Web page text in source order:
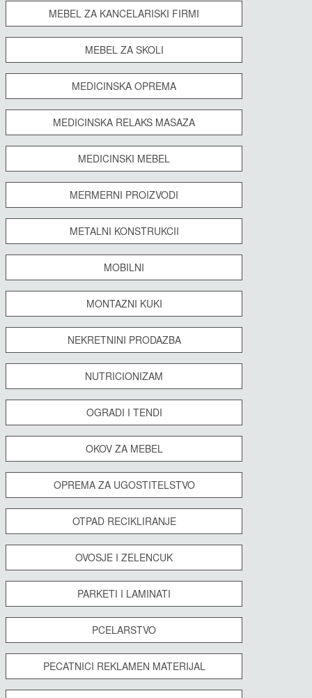
MEBEL ZA KANCELARISKI FIRMI
MEBEL ZA SKOLI
MEDICINSKA OPREMA
MEDICINSKA RELAKS MASAZA
MEDICINSKI MEBEL
MERMERNI PROIZVODI
METALNI KONSTRUKCII
MOBILNI
MONTAZNI KUKI
NEKRETNINI PRODAZBA
NUTRICIONIZAM
OGRADI I TENDI
OKOV ZA MEBEL
OPREMA ZA UGOSTITELSTVO
OTPAD RECIKLIRANJE
OVOSJE I ZELENCUK
PARKETI I LAMINATI
PCELARSTVO
PECATNICI REKLAMEN MATERIJAL